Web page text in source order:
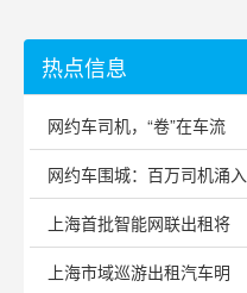
热点信息
网约车司机，“卷”在车流
网约车围城：百万司机涌入
上海首批智能网联出租将
上海市域巡游出租汽车明